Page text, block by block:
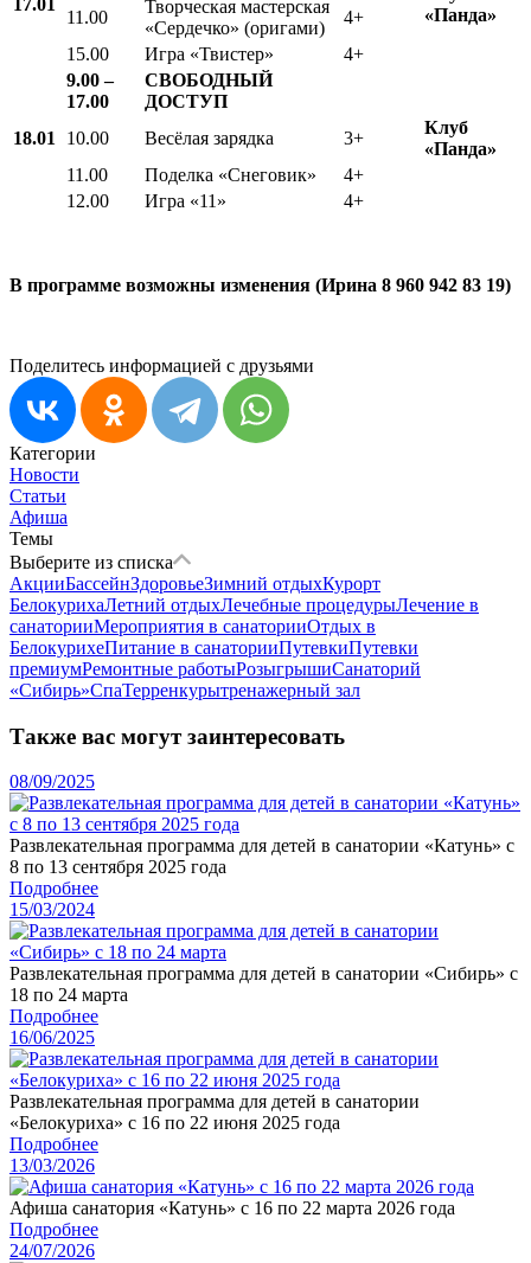
«Панда»
11.00
Творческая мастерская
«Сердечко» (оригами)
4+
15.00
Игра «Твистер»
4+
9.00 –
17.00
СВОБОДНЫЙ
ДОСТУП
18.01
10.00 Весёлая зарядка 3+
Клуб
«Панда»
11.00
Поделка «Снеговик»
4+
12.00
Игра «11» 4+
В программе возможны изменения (Ирина 8 960 942 83 19)
Поделитесь информацией с друзьями
Категории
Новости
Статьи
Афиша
Темы
Выберите из списка
АкцииБассейнЗдоровьеЗимний отдыхКурорт
БелокурихаЛетний отдыхЛечебные процедурыЛечение в
санаторииМероприятия в санаторииОтдых в
БелокурихеПитание в санаторииПутевкиПутевки
премиумРемонтные работыРозыгрышиСанаторий
«Сибирь»СпаТерренкурытренажерный зал
Также вас могут заинтересовать
08/09/2025
Развлекательная программа для детей в санатории «Катунь» с
8 по 13 сентября 2025 года
Подробнее
15/03/2024
Развлекательная программа для детей в санатории «Сибирь» с
18 по 24 марта
Подробнее
16/06/2025
Развлекательная программа для детей в санатории
«Белокуриха» с 16 по 22 июня 2025 года
Подробнее
13/03/2026
Афиша санатория «Катунь» с 16 по 22 марта 2026 года
Подробнее
24/07/2026